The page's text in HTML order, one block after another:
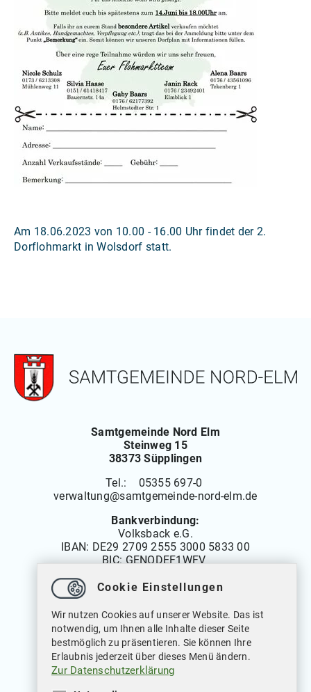
Am 18.06.2023 von 10.00 - 16.00 Uhr findet der 2.
Dorflohmarkt in Wolsdorf statt.
Samtgemeinde Nord Elm
Steinweg 15
38373 Süpplingen
Tel.: 05355 697-0
verwaltung@samtgemeinde-nord-elm.de
Bankverbindung:
Volksback e.G.
IBAN: DE29 2709 2555 3000 5833 00
BIC: GENODEF1WFV
Montag bis Freitag: 08.00 bis 12.00 Uhr
Dienstags auch von: 14.00 bis 18.00 Uhr
Mittwochs geschlossen
Cookie Einstellungen
Wir nutzen Cookies auf unserer Website. Das ist
notwendig, um Ihnen alle Inhalte dieser Seite
bestmöglich zu präsentieren. Sie können Ihre
Erlaubnis jederzeit über dieses Menü ändern.
Zur Datenschutzerklärung